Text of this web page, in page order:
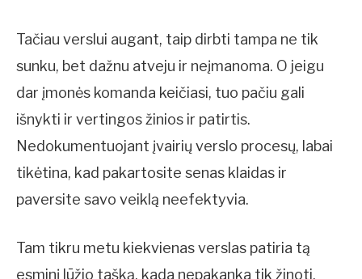
Tačiau verslui augant, taip dirbti tampa ne tik
sunku, bet dažnu atveju ir neįmanoma. O jeigu
dar įmonės komanda keičiasi, tuo pačiu gali
išnykti ir vertingos žinios ir patirtis.
Nedokumentuojant įvairių verslo procesų, labai
tikėtina, kad pakartosite senas klaidas ir
paversite savo veiklą neefektyvia.
Tam tikru metu kiekvienas verslas patiria tą
esminį lūžio tašką, kada nepakanka tik žinoti,